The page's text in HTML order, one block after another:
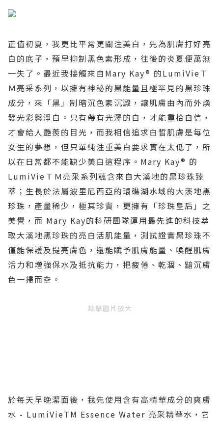
正值初夏，我更比平常更關注美白，先為肌膚打好亮
白的底子，預早抑制黑色素形成，往後的炎夏便萬無
一失了。最近我接觸來自 Mary Kay® 的LumiVie Ｔ
Ｍ亮采系列，以擁有神秘的黑能量且極罕見的黑珍珠
成分，來「黑」制暗沉色素沉澱，讓肌膚由內而外煥
發光彩與淨白。只有帶有光澤的白，才能重拾自信，
才會給人艷羨的目光，而我相信追求白皙肌膚是每位
女生的夢想，但只單純注重美白要求實在太低了，所
以在日常都不能缺少美白這程序。 Mary Kay® 的
LumiVie ＴＭ亮采系列蘊含來自大溪地的黑珍珠臻
萃；生長於法屬波里尼西亞的環礁湖水域的大溪地黑
珍珠，產量稀少，極其珍貴，更擁有「珍珠皇后」之
美譽，而 Mary Kay的科研團隊運用最先進的科技萃
取大溪地黑珍珠的亮白活肌能量，測試證實黑珍珠不
僅能保護及提亮膚色，還能賦予肌膚能量、喚醒肌膚
活力和增強保水及抵抗能力，把疲倦、乾涸、黯沉膚
色一掃而空。
點擊圖片放大
於每天早晚潔面後，我先使用含有高精華成分的爽膚
水 - LumiVieTM Essence Water 亮采精華水，它